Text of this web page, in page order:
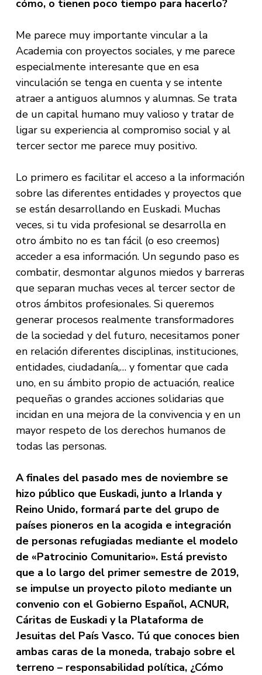
cómo, o tienen poco tiempo para hacerlo?
Me parece muy importante vincular a la
Academia con proyectos sociales, y me parece
especialmente interesante que en esa
vinculación se tenga en cuenta y se intente
atraer a antiguos alumnos y alumnas. Se trata
de un capital humano muy valioso y tratar de
ligar su experiencia al compromiso social y al
tercer sector me parece muy positivo.
Lo primero es facilitar el acceso a la información
sobre las diferentes entidades y proyectos que
se están desarrollando en Euskadi. Muchas
veces, si tu vida profesional se desarrolla en
otro ámbito no es tan fácil (o eso creemos)
acceder a esa información. Un segundo paso es
combatir, desmontar algunos miedos y barreras
que separan muchas veces al tercer sector de
otros ámbitos profesionales. Si queremos
generar procesos realmente transformadores
de la sociedad y del futuro, necesitamos poner
en relación diferentes disciplinas, instituciones,
entidades, ciudadanía,… y fomentar que cada
uno, en su ámbito propio de actuación, realice
pequeñas o grandes acciones solidarias que
incidan en una mejora de la convivencia y en un
mayor respeto de los derechos humanos de
todas las personas.
A finales del pasado mes de noviembre se
hizo público que Euskadi, junto a Irlanda y
Reino Unido, formará parte del grupo de
países pioneros en la acogida e integración
de personas refugiadas mediante el modelo
de «Patrocinio Comunitario». Está previsto
que a lo largo del primer semestre de 2019,
se impulse un proyecto piloto mediante un
convenio con el Gobierno Español, ACNUR,
Cáritas de Euskadi y la Plataforma de
Jesuitas del País Vasco. Tú que conoces bien
ambas caras de la moneda, trabajo sobre el
terreno – responsabilidad política, ¿Cómo